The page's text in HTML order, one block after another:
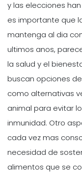
y las elecciones
es importante que
mantenga al dia
ultimos anos,
la salud y el
buscan opciones
como alternativas
animal para evitar
inmunidad. Otro
cada vez mas
necesidad de
alimentos que se